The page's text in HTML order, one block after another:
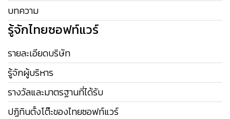
บทความ
รู้จักไทยซอฟท์แวร์
รายละเอียดบริษัท
รู้จักผู้บริหาร
รางวัลและมาตรฐานที่ได้รับ
ปฏิทินตั้งโต๊ะของไทยซอฟท์แวร์